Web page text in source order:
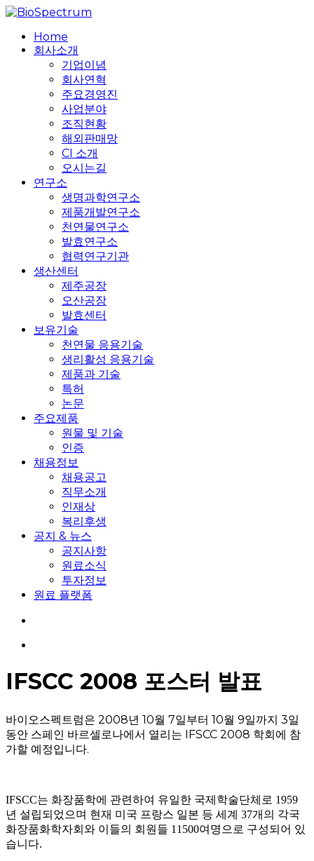
Skip
main
content
search
MenuHome
회사소개
기업이념
회사연혁
주요경영진
사업분야
조직현황
해외판매망
CI 소개
오시는길
연구소
생명과학연구소
제품개발연구소
천연물연구소
발효연구소
협력연구기관
생산센터
제주공장
오산공장
발효센터
보유기술
천연물 응용기술
생리활성 응용기술
제품과 기술
특허
논문
주요제품
원물 및 기술
인증
채용정보
채용공고
직무소개
인재상
복리후생
공지 & 뉴스
공지사항
원료소식
투자정보
원료 플랫폼
IFSCC 2008 포스터 발표
바이오스펙트럼은 2008년 10월 7일부터 10월 9일까지 3일
동안 스페인 바르셀로나에서 열리는 IFSCC 2008 학회에 참
가할 예정입니다.
IFSCC는 화장품학에 관련하여 유일한 국제학술단체로 1959
년 설립되었으며 현재 미국 프랑스 일본 등 세계 37개의 각국
화장품화학자회와 이들의 회원들 11500여명으로 구성되어 있
습니다.